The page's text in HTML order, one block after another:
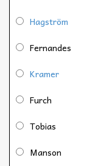
Hagström
Fernandes
Kramer
Furch
Tobias
Manson